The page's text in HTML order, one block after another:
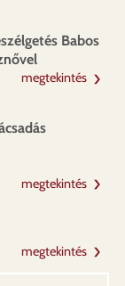
Babos
megtekintés
megtekintés
megtekintés